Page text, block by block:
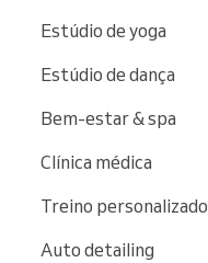
Estúdio de yoga
Estúdio de dança
Bem-estar & spa
Clínica médica
Treino personalizado
Auto detailing